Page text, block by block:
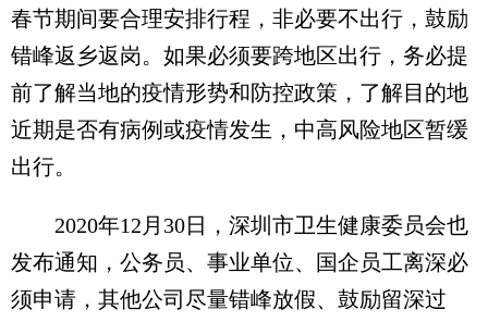
春节期间要合理安排行程，非必要不出行，鼓励
错峰返乡返岗。如果必须要跨地区出行，务必提
前了解当地的疫情形势和防控政策，了解目的地
近期是否有病例或疫情发生，中高风险地区暂缓
出行。
2020年12月30日，深圳市卫生健康委员会也
发布通知，公务员、事业单位、国企员工离深必
须申请，其他公司尽量错峰放假、鼓励留深过